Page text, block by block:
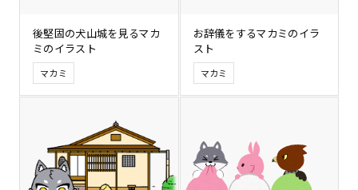
後堅固の犬山城を見るマカ
ミのイラスト
マカミ
お辞儀をするマカミのイラ
スト
マカミ